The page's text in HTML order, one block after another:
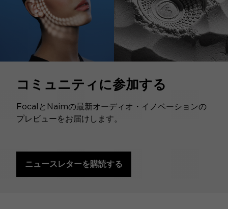
コミュニティに参加する
FocalとNaimの最新オーディオ・イノベーションの
プレビューをお届けします。
ニュースレターを購読する